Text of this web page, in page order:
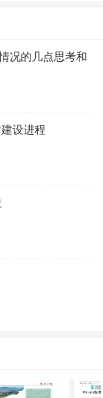
前形成一种风
国农业，特别
我们每天都在亲
后是谁在推和怎么
况的几点思考和
设进程